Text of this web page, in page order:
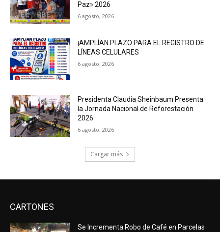
Paz» 2026
6 agosto, 2026
¡AMPLÍAN PLAZO PARA EL REGISTRO DE
LÍNEAS CELULARES
6 agosto, 2026
Presidenta Claudia Sheinbaum Presenta
la Jornada Nacional de Reforestación
2026
6 agosto, 2026
Cargar más
CARTONES
Se Incrementa Robo de Café en Parcelas